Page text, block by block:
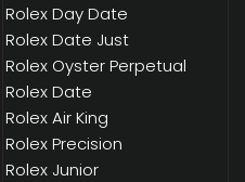
Rolex Day Date
Rolex Date Just
Rolex Oyster Perpetual
Rolex Date
Rolex Air King
Rolex Precision
Rolex Junior